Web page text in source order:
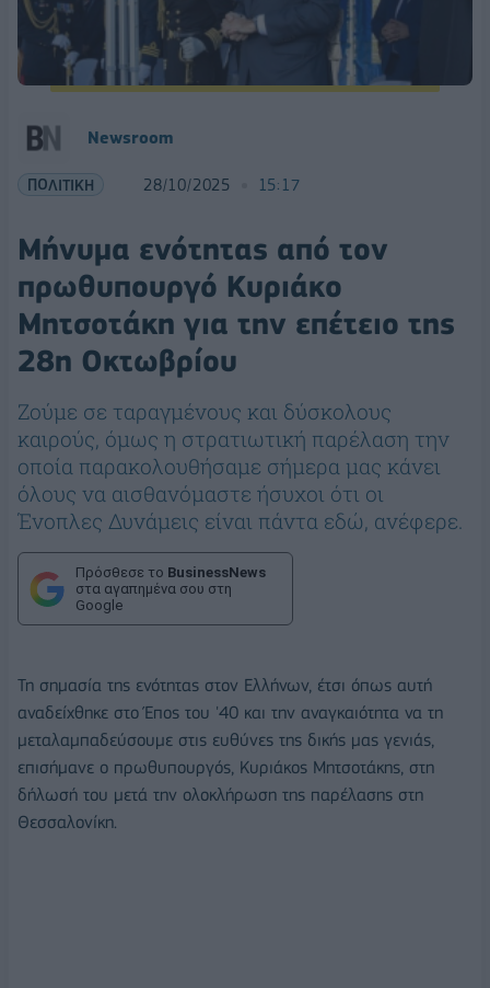
Newsroom
ΠΟΛΙΤΙΚΗ 28/10/2025 15:17
Μήνυμα ενότητας από τον
πρωθυπουργό Κυριάκο
Μητσοτάκη για την επέτειο της
28η Οκτωβρίου
Ζούμε σε ταραγμένους και δύσκολους
καιρούς, όμως η στρατιωτική παρέλαση την
οποία παρακολουθήσαμε σήμερα μας κάνει
όλους να αισθανόμαστε ήσυχοι ότι οι
Ένοπλες Δυνάμεις είναι πάντα εδώ, ανέφερε.
Πρόσθεσε το BusinessNews
στα αγαπημένα σου στη
Google
Τη σημασία της ενότητας στον Ελλήνων, έτσι όπως αυτή
αναδείχθηκε στο Έπος του '40 και την αναγκαιότητα να τη
μεταλαμπαδεύσουμε στις ευθύνες της δικής μας γενιάς,
επισήμανε ο πρωθυπουργός, Κυριάκος Μητσοτάκης, στη
δήλωσή του μετά την ολοκλήρωση της παρέλασης στη
Θεσσαλονίκη.